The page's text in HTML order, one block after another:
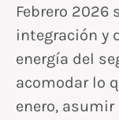
Febrero 2026
integración y
energía del
acomodar lo
enero,